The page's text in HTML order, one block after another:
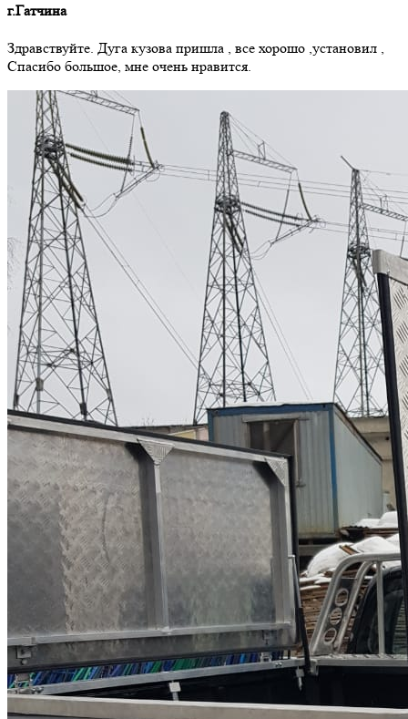
г.Гатчина
Здравствуйте. Дуга кузова пришла , все хорошо ,установил ,
Спасибо большое, мне очень нравится.